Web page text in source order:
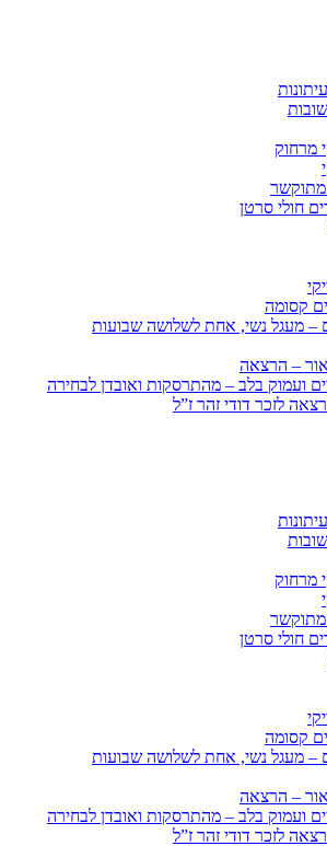
מרחוק
מתוקשר
חולי סרטן
קסומה
– מעגל נשי, אחת לשלושה שבועות
– הרצאה
ועמוק בלב – מהתרסקות ואובדן לבחירה
לזכר דודי זהר ז”ל
מרחוק
מתוקשר
חולי סרטן
קסומה
– מעגל נשי, אחת לשלושה שבועות
– הרצאה
ועמוק בלב – מהתרסקות ואובדן לבחירה
לזכר דודי זהר ז”ל